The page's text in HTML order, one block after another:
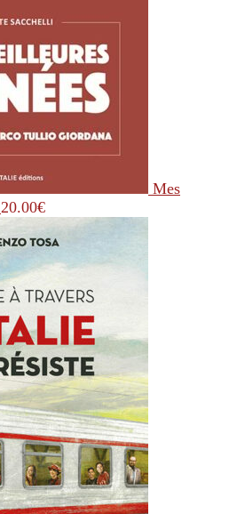
Mes
20.00€